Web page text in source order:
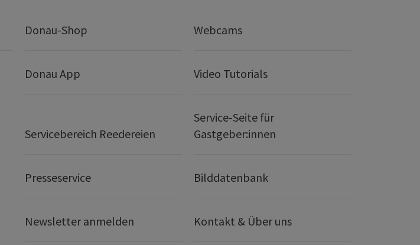
Donau-Shop Webcams
Donau App Video Tutorials
Servicebereich Reedereien
Service-Seite für
Gastgeber:innen
Presseservice Bilddatenbank
Newsletter anmelden Kontakt & Über uns